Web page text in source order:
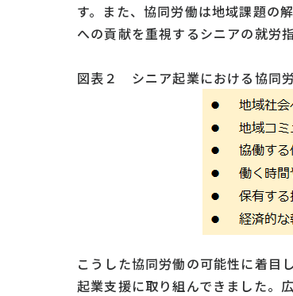
す。また、協同労働は地域課題の
への貢献を重視するシニアの就労
図表２ シニア起業における協同
こうした協同労働の可能性に着目
起業支援に取り組んできました。